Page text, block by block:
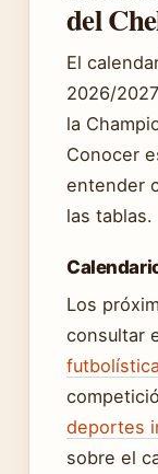
del
El
2026/
la
Conocer
entender
las tablas.
Los
consultar
deportes
sobre el